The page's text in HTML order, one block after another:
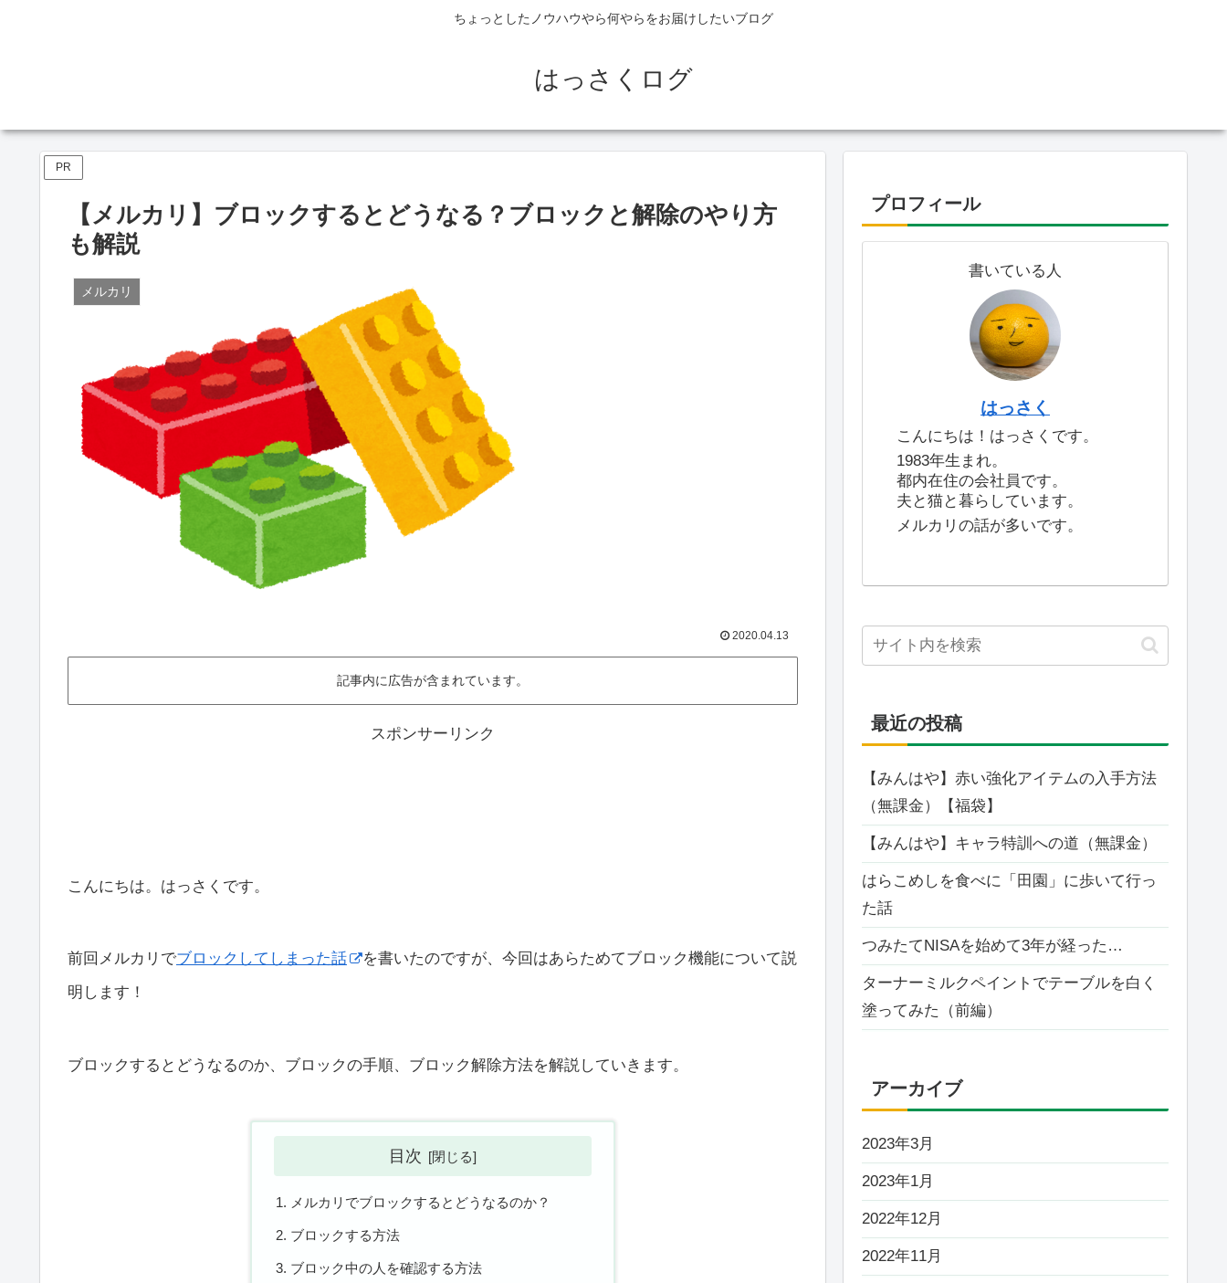
ちょっとしたノウハウやら何やらをお届けしたいブログ
はっさくログ
PR
【メルカリ】ブロックするとどうなる？ブロックと解除のやり方
も解説
メルカリ
2020.04.13
記事内に広告が含まれています。
スポンサーリンク
こんにちは。はっさくです。
前回メルカリでブロックしてしまった話
を書いたのですが、今回はあらためてブロック機能について説
明します！
ブロックするとどうなるのか、ブロックの手順、ブロック解除方法を解説していきます。
目次
メルカリでブロックするとどうなるのか？
ブロックする方法
ブロック中の人を確認する方法
プロフィール
書いている人
はっさく
こんにちは！はっさくです。
1983年生まれ。
都内在住の会社員です。
夫と猫と暮らしています。
メルカリの話が多いです。
最近の投稿
【みんはや】赤い強化アイテムの入手方法
（無課金）【福袋】
【みんはや】キャラ特訓への道（無課金）
はらこめしを食べに「田園」に歩いて行っ
た話
つみたてNISAを始めて3年が経った…
ターナーミルクペイントでテーブルを白く
塗ってみた（前編）
アーカイブ
2023年3月
2023年1月
2022年12月
2022年11月